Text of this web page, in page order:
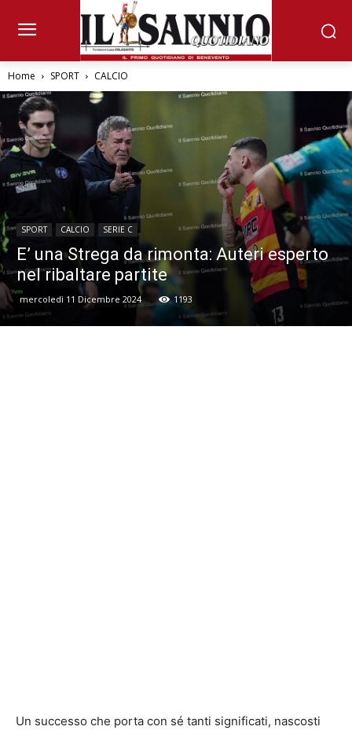
Home SPORT CALCIO
SPORT CALCIO SERIE C
E’ una Strega da rimonta: Auteri esperto
nel ribaltare partite
mercoledì 11 Dicembre 2024 1193
Un successo che porta con sé tanti significati, nascosti